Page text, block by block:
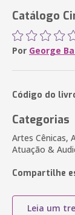
Catálogo
Por George
Código do
Categorias
Artes Cênicas,
Atuação &
Compartilhe
Leia um